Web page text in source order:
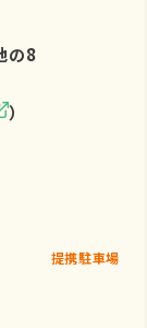
の8
）
提携駐車場